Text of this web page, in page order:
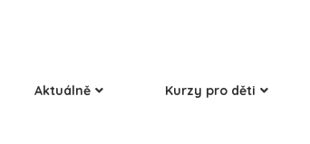
Aktuálně Kurzy pro děti